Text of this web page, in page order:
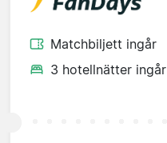
Matchbiljett ingår
3 hotellnätter ingår